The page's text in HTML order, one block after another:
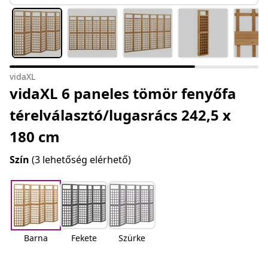
vidaXL
vidaXL 6 paneles tömör fenyőfa
térelválasztó/lugasrács 242,5 x
180 cm
Szín (3 lehetőség elérhető)
Barna Fekete Szürke